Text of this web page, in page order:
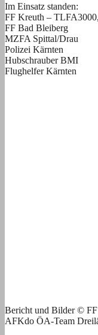
Im Einsatz standen:
FF Kreuth –
FF Bad Bleiberg
MZFA Spittal/Drau
Polizei Kärnten
Hubschrauber BMI
Flughelfer Kärnten
Bericht und Bilder ©
AFKdo ÖA-Team